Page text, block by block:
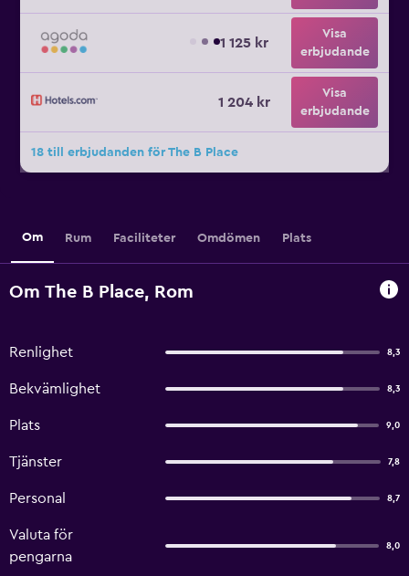
1 125 kr
Visa
erbjudande
1 204 kr
Visa
erbjudande
18 till erbjudanden för The B Place
Om Rum Faciliteter Omdömen Plats
Om The B Place, Rom
Renlighet 8,3
Bekvämlighet 8,3
Plats 9,0
Tjänster 7,8
Personal 8,7
Valuta för
pengarna
8,0